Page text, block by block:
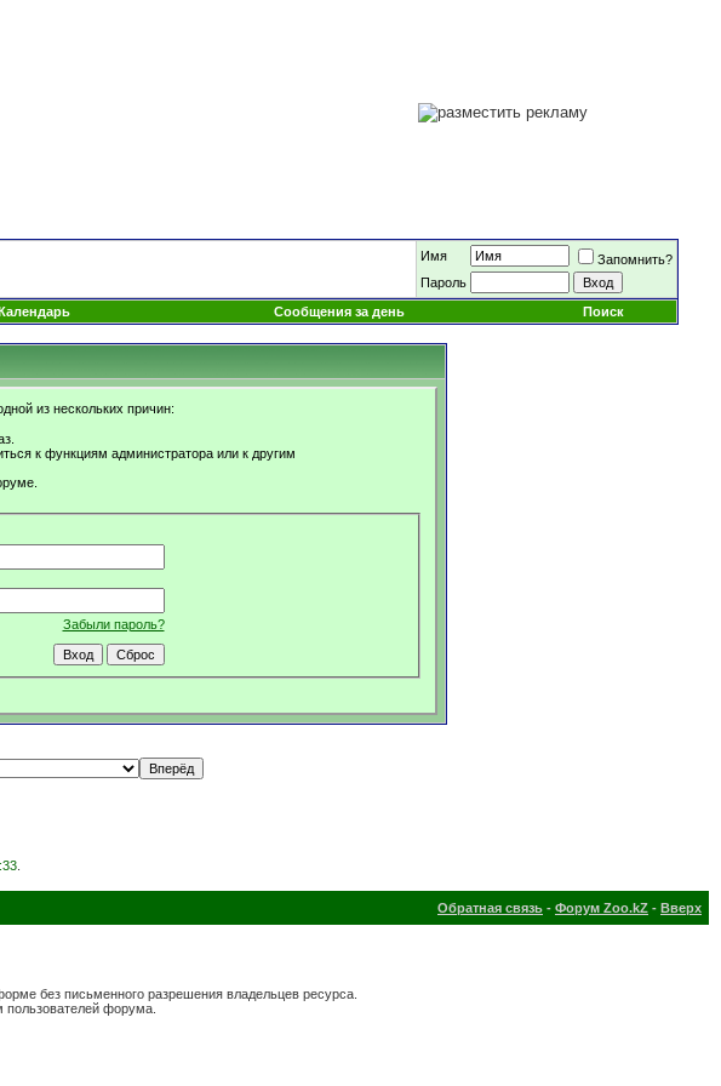
Имя
Запомнить?
Пароль
Сообщения за день Поиск
из нескольких причин:
к функциям администратора или к другим
Забыли пароль?
.
Обратная связь - Форум Zoo.kZ - Вверх
без письменного разрешения владельцев ресурса.
форума.